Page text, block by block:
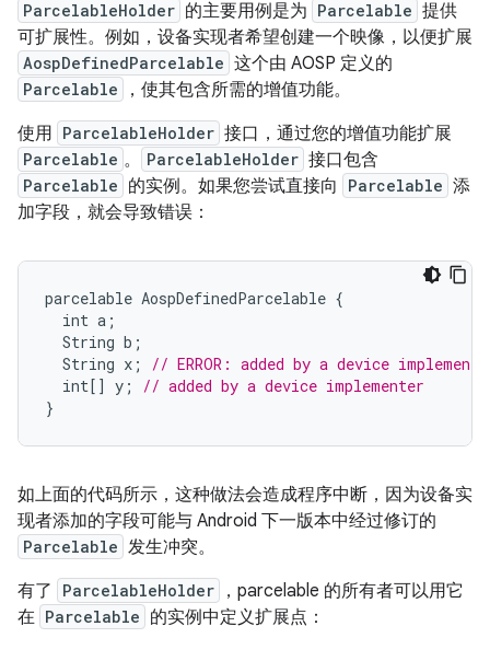
ParcelableHolder 的主要用例是为 Parcelable 提供
可扩展性。例如，设备实现者希望创建一个映像，以便扩展
AospDefinedParcelable 这个由 AOSP 定义的
Parcelable
，使其包含所需的增值功能。
使用 ParcelableHolder 接口，通过您的增值功能扩展
Parcelable 。 ParcelableHolder 接口包含
Parcelable 的实例。如果您尝试直接向 Parcelable 添
加字段，就会导致错误：
parcelable AospDefinedParcelable {
int a ;
String b ;
String x ;
// ERROR: added by a device
int[] y ;
// added by a device implementer
}
如上面的代码所示，这种做法会造成程序中断，因为设备实
现者添加的字段可能与 Android 下一版本中经过修订的
Parcelable 发生冲突。
有了
ParcelableHolder
，parcelable 的所有者可以用它
在 Parcelable 的实例中定义扩展点：